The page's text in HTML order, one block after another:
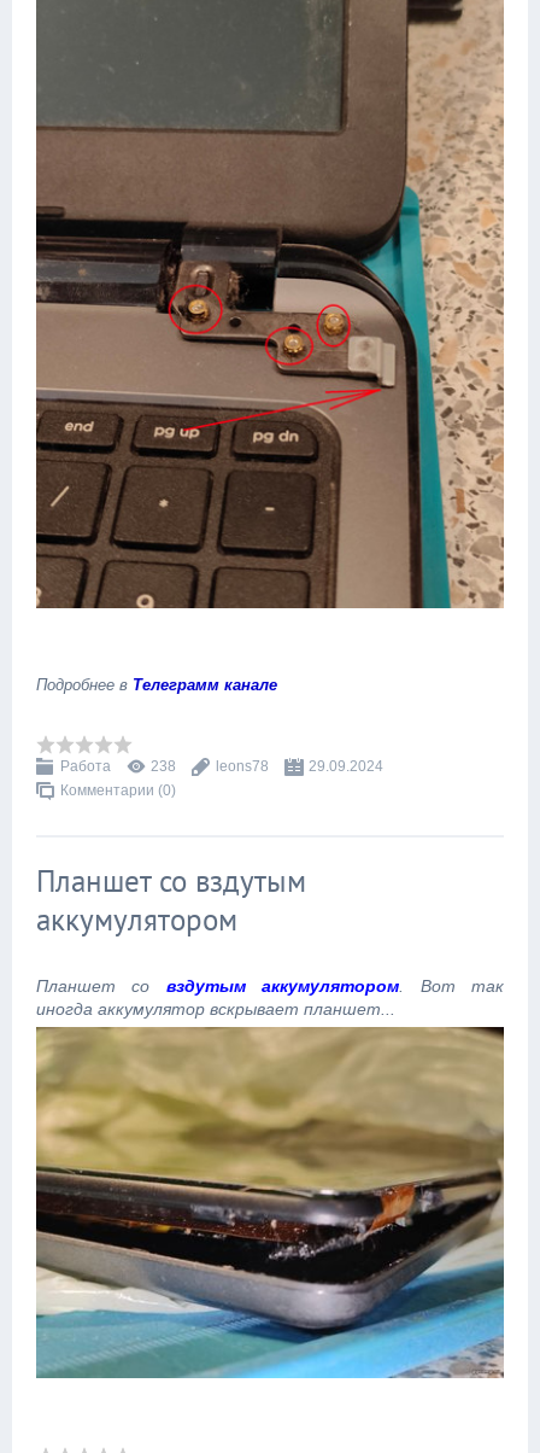
Подробнее в Телеграмм канале
Работа 238 leons78
29.09.2024
Комментарии (0)
Планшет со вздутым
аккумулятором
Планшет со вздутым аккумулятором . Вот так
иногда аккумулятор вскрывает планшет...